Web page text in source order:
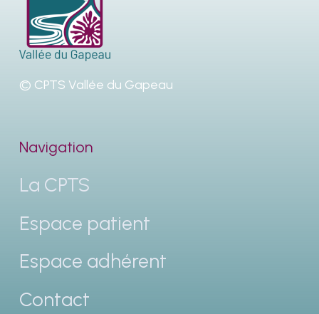
© CPTS Vallée du Gapeau
Navigation
La CPTS
Espace patient
Espace adhérent
Contact